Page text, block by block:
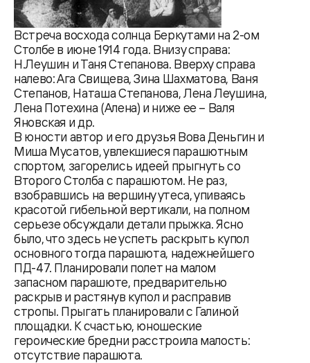
Встреча восхода солнца Беркутами на 2-ом
Столбе в июне 1914 года. Внизу справа:
Н.Леушин и Таня Степанова. Вверху справа
налево: Ага Свищева, Зина Шахматова, Ваня
Степанов, Наташа Степанова, Лена Леушина,
Лена Потехина (Алена) и ниже ее – Валя
Яновская и др.
В юности автор и его друзья Вова Деньгин и
Миша Мусатов, увлекшиеся парашютным
спортом, загорелись идеей прыгнуть со
Второго Столба с парашютом. Не раз,
взобравшись на вершину утеса, упиваясь
красотой гибельной вертикали, на полном
серьезе обсуждали детали прыжка. Ясно
было, что здесь не успеть раскрыть купол
основного тогда парашюта, надежнейшего
ПД-47. Планировали полет на малом
запасном парашюте, предварительно
раскрыв и растянув купол и расправив
стропы. Прыгать планировали с Галиной
площадки. К счастью, юношеские
героические бредни расстроила малость:
отсутствие парашюта.